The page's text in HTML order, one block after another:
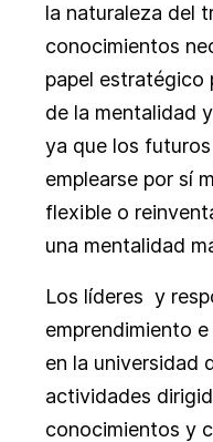
la naturaleza del
conocimientos
papel estratégico
de la mentalidad
ya que los
emplearse por sí
flexible o
una mentalidad
Los líderes y
emprendimiento
en la universidad
actividades
conocimientos y